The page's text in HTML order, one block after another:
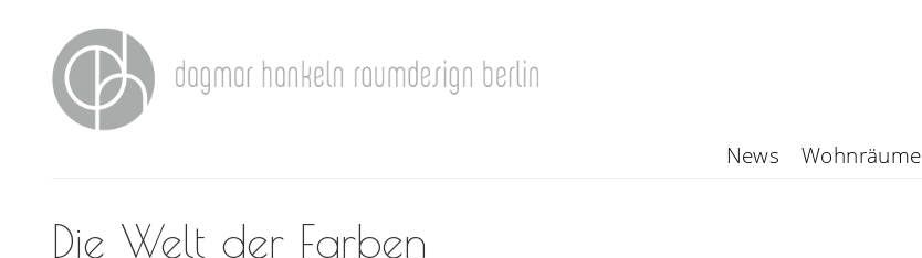
News Wohnräume
Die Welt der Farben